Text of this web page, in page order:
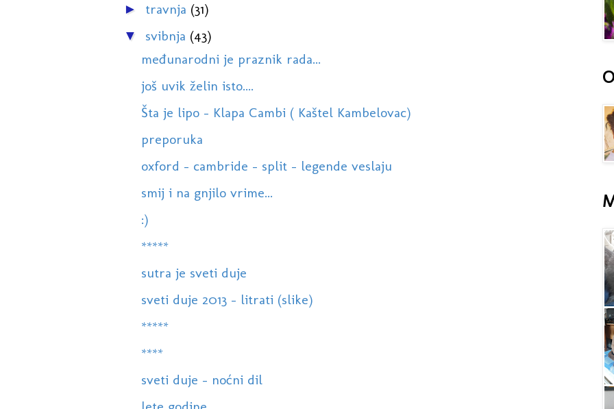
► travnja (31)
▼ svibnja (43)
međunarodni je praznik rada...
još uvik želin isto....
Šta je lipo - Klapa Cambi ( Kaštel Kambelovac)
preporuka
oxford - cambride - split - legende veslaju
smij i na gnjilo vrime...
:)
*****
sutra je sveti duje
sveti duje 2013 - litrati (slike)
*****
****
sveti duje - noćni dil